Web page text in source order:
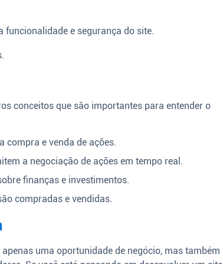
e segurança do site.
conceitos que são importantes para entender o
compra e venda de ações.
a negociação de ações em tempo real.
finanças e investimentos.
compradas e vendidas.
uma oportunidade de negócio, mas também